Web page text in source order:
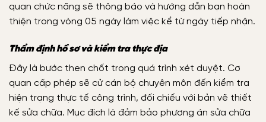
quan chức năng sẽ thông báo và hướng dẫn bạn hoàn
thiện trong vòng 05 ngày làm việc kể từ ngày tiếp nhận.
Thẩm định hồ sơ và kiểm tra thực địa
Đây là bước then chốt trong quá trình xét duyệt. Cơ
quan cấp phép sẽ cử cán bộ chuyên môn đến kiểm tra
hiện trạng thực tế công trình, đối chiếu với bản vẽ thiết
kế sửa chữa. Mục đích là đảm bảo phương án sửa chữa